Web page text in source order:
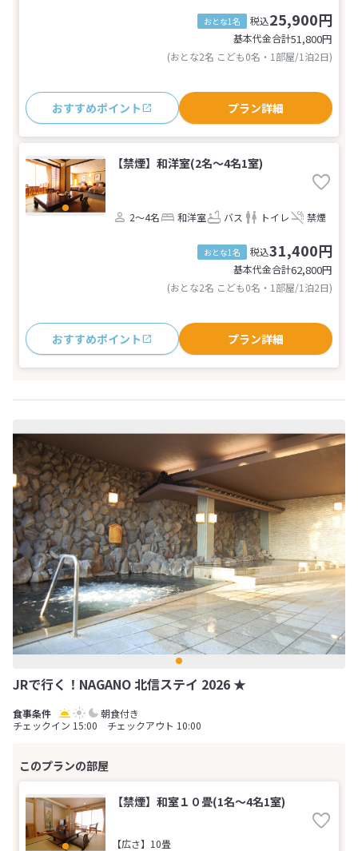
おとな1名 税込25,900円
基本代金合計51,800円
(おとな2名 こども0名・1部屋/1泊2日)
おすすめポイント プラン詳細
【禁煙】和洋室(2名～4名1室)
2～4名 和洋室 バス トイレ 禁煙
おとな1名 税込31,400円
基本代金合計62,800円
(おとな2名 こども0名・1部屋/1泊2日)
おすすめポイント プラン詳細
JRで行く！NAGANO 北信ステイ 2026 ★
朝食付き
チェックイン 15:00 チェックアウト 10:00
【禁煙】和室１０畳(1名～4名1室)
【広さ】10畳